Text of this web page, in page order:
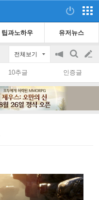
팁과노하우 유저뉴스
전체보기
공
on/off
검
색
글
쓰
10추글 인증글